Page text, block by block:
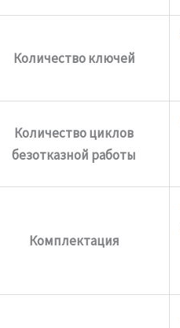
Количество ключей
Количество циклов
безотказной работы
Комплектация